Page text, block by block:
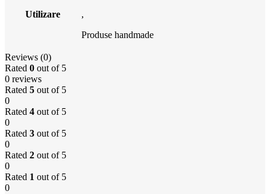
Utilizare
,
Produse handmade
Reviews (0)
Rated 0 out of 5
0 reviews
Rated 5 out of 5
0
Rated 4 out of 5
0
Rated 3 out of 5
0
Rated 2 out of 5
0
Rated 1 out of 5
0